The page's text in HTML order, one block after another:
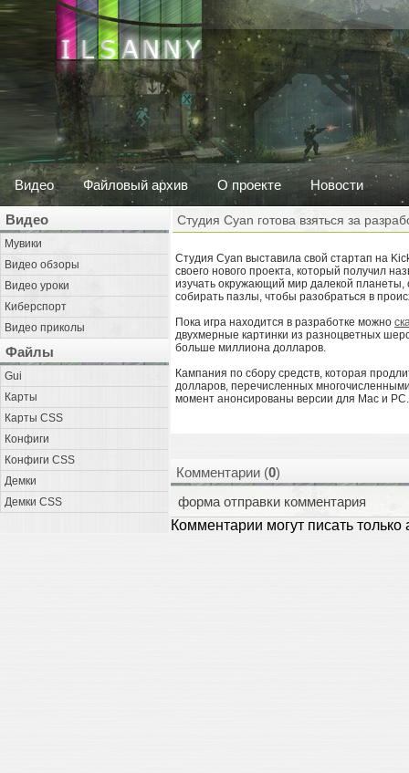
Видео Файловый архив О проекте Новости
Видео
Мувики
Видео обзоры
Видео уроки
Киберспорт
Видео приколы
Файлы
Gui
Карты
Карты CSS
Конфиги
Конфиги CSS
Демки
Демки CSS
Студия Cyan готова взяться за
Студия Cyan выставила свой стартап на
своего нового проекта, который получил
изучать окружающий мир далекой планеты,
собирать пазлы, чтобы разобраться в
Пока игра находится в разработке можно
двухмерные картинки из разноцветных
больше миллиона долларов.
Кампания по сбору средств, которая
долларов, перечисленных
момент анонсированы версии для Мас и РС.
Комментарии (0)
форма отправки комментария
Комментарии могут писать